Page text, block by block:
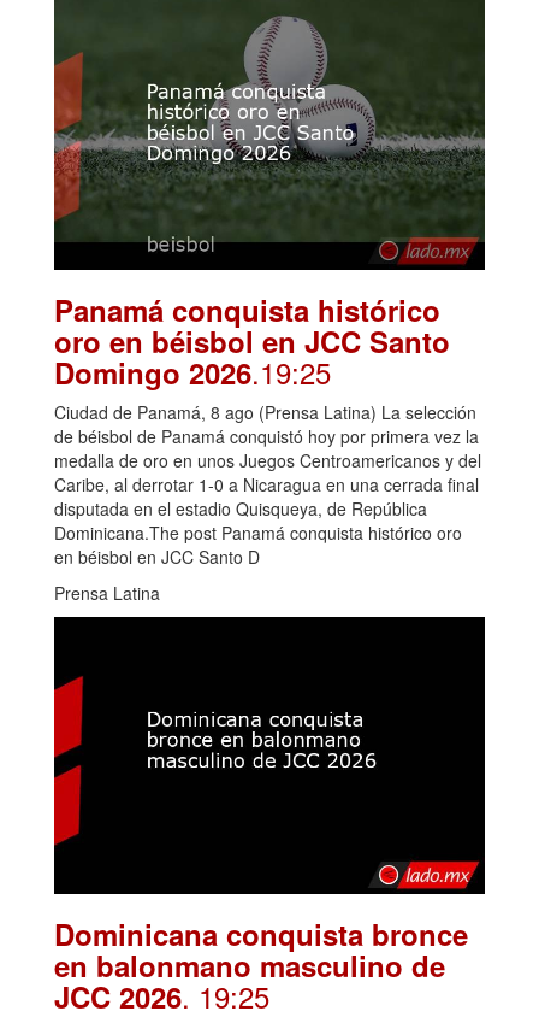
Panamá conquista histórico
oro en béisbol en JCC Santo
Domingo 2026.19:25
Ciudad de Panamá, 8 ago (Prensa Latina) La selección
de béisbol de Panamá conquistó hoy por primera vez la
medalla de oro en unos Juegos Centroamericanos y del
Caribe, al derrotar 1-0 a Nicaragua en una cerrada final
disputada en el estadio Quisqueya, de República
Dominicana.The post Panamá conquista histórico oro
en béisbol en JCC Santo D
Prensa Latina
Dominicana conquista bronce
en balonmano masculino de
JCC 2026. 19:25